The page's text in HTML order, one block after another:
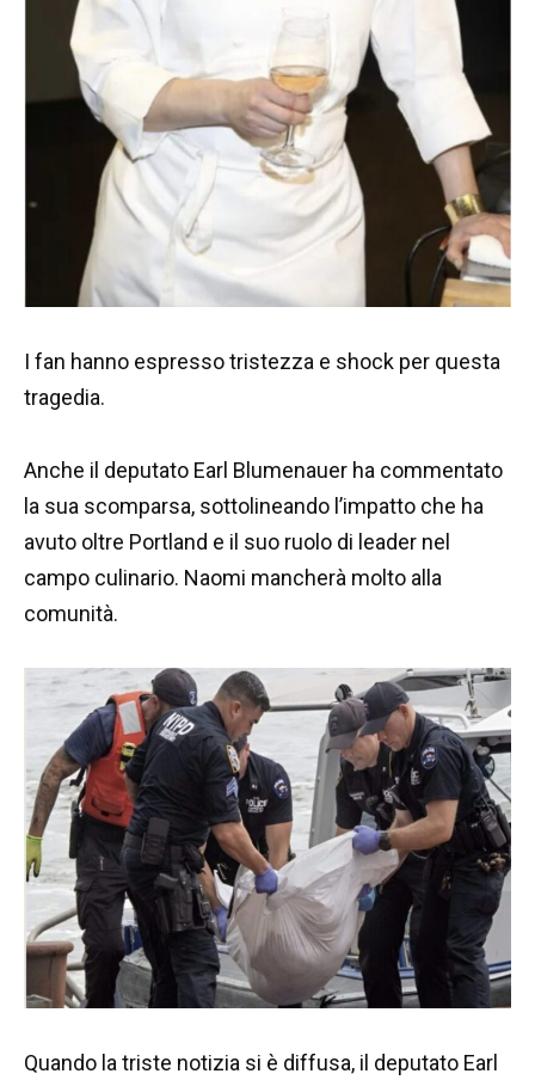
I fan hanno espresso tristezza e shock per questa
tragedia.
Anche il deputato Earl Blumenauer ha commentato
la sua scomparsa, sottolineando l’impatto che ha
avuto oltre Portland e il suo ruolo di leader nel
campo culinario. Naomi mancherà molto alla
comunità.
Quando la triste notizia si è diffusa, il deputato Earl